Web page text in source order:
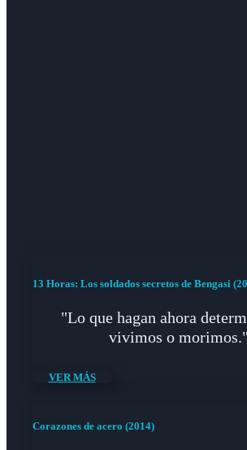
13 Horas: Los soldados secretos de Bengasi
"Lo que hagan ahora
vivimos o morimos."
VER MÁS
Corazones de acero (2014)